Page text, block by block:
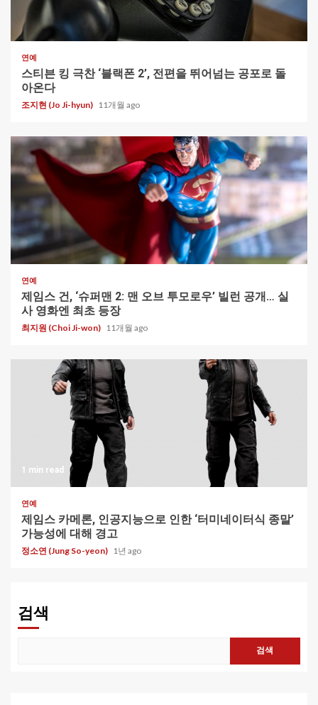
1 min read
연예
스티븐 킹 극찬 ‘블랙폰 2’, 전편을 뛰어넘는 공포로 돌
아온다
조지현 (Jo Ji-hyun) 11개월 ago
1 min read
연예
제임스 건, ‘슈퍼맨 2: 맨 오브 투모로우’ 빌런 공개… 실
사 영화엔 최초 등장
최지원 (Choi Ji-won) 11개월 ago
1 min read
연예
제임스 카메론, 인공지능으로 인한 ‘터미네이터식 종말’
가능성에 대해 경고
정소연 (Jung So-yeon) 1년 ago
검색
검색